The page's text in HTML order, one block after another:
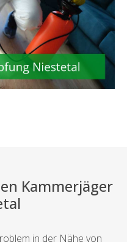
Kammerjäger
in der Nähe von